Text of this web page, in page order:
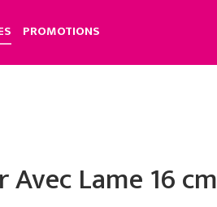
PROMOTIONS
Avec Lame 16 cm